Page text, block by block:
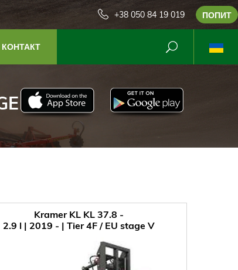
+38 050 84 19 019 ПОПИТ
КОНТАКТ
V
Kramer KL KL 37.8 -
2.9 l | 2019 - | Tier 4F / EU stage V